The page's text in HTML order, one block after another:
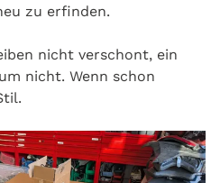
zu erfinden.
nicht verschont, ein
nicht. Wenn schon